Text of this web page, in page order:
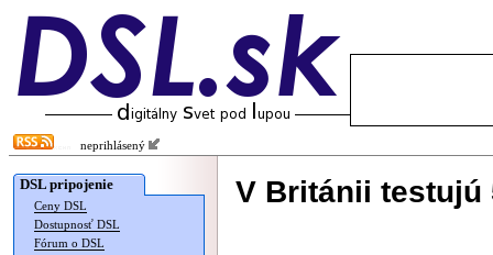
neprihlásený
DSL pripojenie
Ceny DSL
Dostupnosť DSL
Fórum o DSL
V Británii testujú